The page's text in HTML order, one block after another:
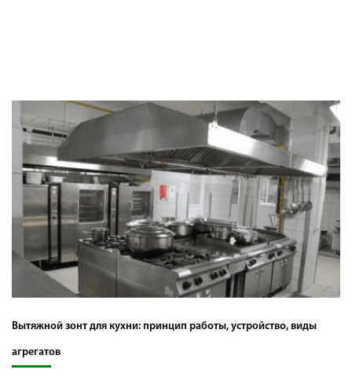
Вытяжной зонт для кухни: принцип работы, устройство, виды
агрегатов